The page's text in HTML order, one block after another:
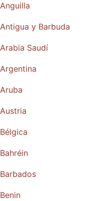
y Barbuda
Saudí